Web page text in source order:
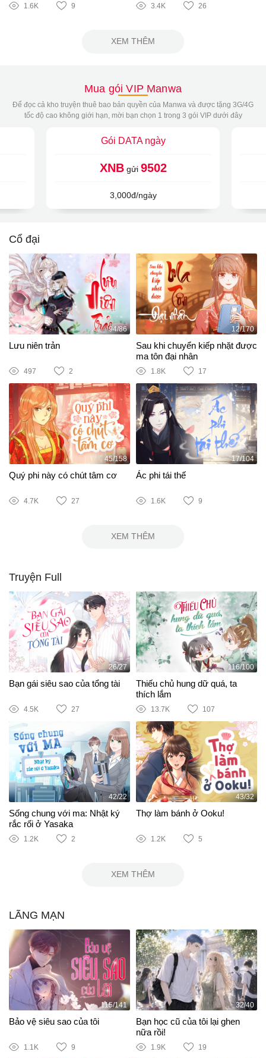
1.6K 9 3.4K 26
XEM THÊM
Mua gói VIP Manwa
Để đọc cả kho truyện thuê bao bản quyền của Manwa và được tặng 3G/4G
tốc độ cao không giới hạn, mời bạn chọn 1 trong 3 gói VIP dưới đây
Gói DATA ngày
XNBgửi 9502
3,000đ/ngày
Cổ đại
94/86
Lưu niên trản
497 2
12/170
Sau khi chuyển kiếp nhặt được
ma tôn đại nhân
1.8K 17
45/158
Quý phi này có chút tâm cơ
4.7K 27
17/104
Ác phi tái thế
1.6K 9
XEM THÊM
Truyện Full
26/27
Bạn gái siêu sao của tổng tài
4.5K 27
116/100
Thiếu chủ hung dữ quá, ta
thích lắm
13.7K 107
42/22
Sống chung với ma: Nhật ký
rắc rối ở Yasaka
1.2K 2
43/32
Thợ làm bánh ở Ooku!
1.2K 5
XEM THÊM
LÃNG MẠN
115/141
Bảo vệ siêu sao của tôi
1.1K 9
32/40
Bạn học cũ của tôi lại ghen
nữa rồi!
1.9K 19